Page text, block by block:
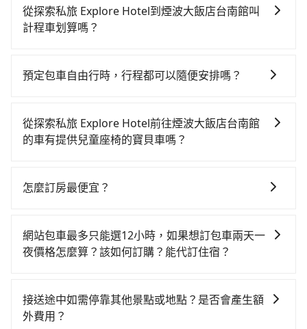
分鐘。抵達高鐵站後，步行進站、現場購票並於月台排
隊的時間約20分鐘，再乘坐36~54分鐘（平均45分）的
33分鐘、車費300元後，抵達煙波大飯店台南館 (台南市
市少部分小黃司機不按表收費，看乘客是外地人便漫天
喊價或恣意繞路。但如果全程使用tripool並到府專車接
資，而且更會額外浪費9分鐘在轉乘與等車上，現在還不
用。
時不需要閉目養神（因為要自己開車），最重要的是你
當天就要來回，那在台中路邊可隨租隨借的iRent應該是
私旅 Explore Hotel到煙波大飯店台南館的花費預估為
時40元路邊停車費用預估進去，但額外的汽車保險與可
能的罰單都需自付。再者，和運的iRent只提供最基本的
或九人座可供選擇，而且無人租車最令人詬病的就是車
樣。另外，偶爾也會遇到明明已經預約了時間但上一位
用戶卻遲遲尚未歸還，又或者要還車時卻偏偏找不到停
使用時還是有其區域的限制，實際可停靠的地點與你的
上下車地點仍有段距離，在遇到下雨天或者載行李時，
從探索私旅 Explore Hotel到煙波大飯店台南館叫
計程車划算嗎？
灣大車隊、Uber、Line Taxi、Yoxi等，如果在路邊攔不
TND皇家多元化計程車等叫車看看。依照里程跳錶計
算，價格約為3,975~4,800元間，但如改預約tripool可
的4.6%，其叫車的難度是雙北市的20倍。再加上台中市
無論在價格或服務品質上，tripool都是你從探索私旅
Explore Hotel到煙波大飯店台南館的最佳選擇。
預定包車自由行時，行程都可以隨便安排嗎？
沒有到達海拔1500公里以上的山區，行程都是可以依照
您的需求安排的。
從探索私旅 Explore Hotel前往煙波大飯店台南館
的車有提供兒童座椅的寶貝車嗎？
繫好安全帶，如四歲以下或身高不足的幼童無法正常綁
選租用適合1~4歲的兒童汽車座椅或4歲以上的增高墊，
如有新生兒需要0~1歲的嬰兒後向汽座，可先向客服人員
怎麼訂房最便宜？
OTA (online travel agent) 來完成，除了可以快速依據
地區、價位、人數、特殊需求來搜尋適合的旅店與房
饋或未來換取免費的住房。台灣人常用的線上訂房平台
有Booking.com、Agoda.com、Hotels.com、
網站包車最多只能選12小時，如果想訂包車兩天一
夜價格怎麼算？該如何訂購？能代訂住宿？
需要連續兩天的包車服務，可以在官網上分開預定兩天
的行程。另外，目前旅步只提供接送服務，暫不提供代
接送途中如需停靠其他景點或地點？是否會產生額
外費用？